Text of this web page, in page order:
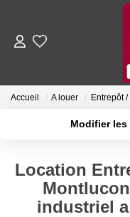
Accueil A louer Entrepôt
Modifier les
Sélectionnez...
Type de bien
Location
industriel